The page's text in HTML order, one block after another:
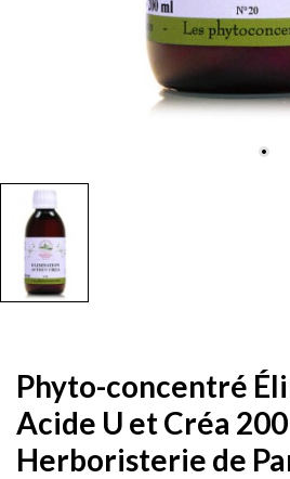
Phyto-concentré
Acide U et Créa
Herboristerie de